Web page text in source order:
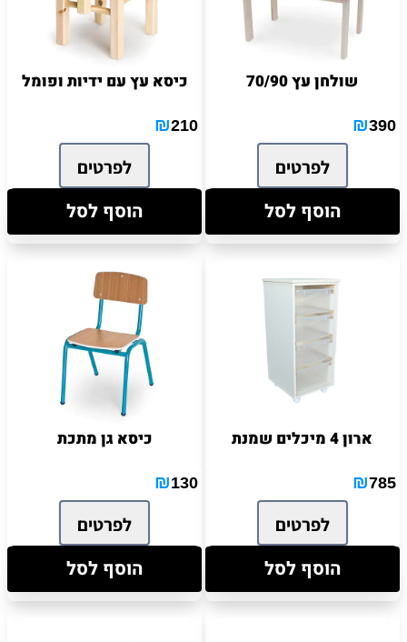
שולחן עץ 70/90
₪390
לפרטים
הוסף לסל
כיסא עץ עם ידיות ופומל
₪210
לפרטים
הוסף לסל
ארון 4 מיכלים שמנת
₪785
לפרטים
הוסף לסל
כיסא גן מתכת
₪130
לפרטים
הוסף לסל